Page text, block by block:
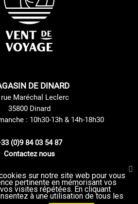
DE DINARD
rue Maréchal Leclerc
35800 Dinard
: 10h30-13h & 14h-18h30
(0)9 84 03 54 87
Contactez nous
Site
CGV
Politique de confidentialité
sur notre site web pour vous
pertinente en mémorisant vos
visites répétées. En cliquant
à une utilisation de tous les